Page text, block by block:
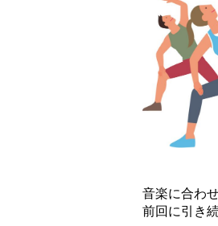
音楽に合わ
前回に引き